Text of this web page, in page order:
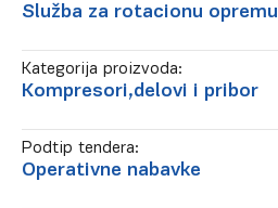
Služba za rotacionu opremu
Kategorija proizvoda:
Kompresori,delovi i pribor
Podtip tendera:
Operativne nabavke